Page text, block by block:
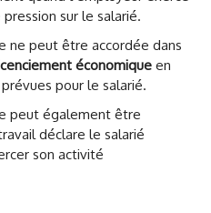
sur le salarié.
ne peut être accordée dans
économique en
pour le salarié.
peut également être
déclare le salarié
son activité